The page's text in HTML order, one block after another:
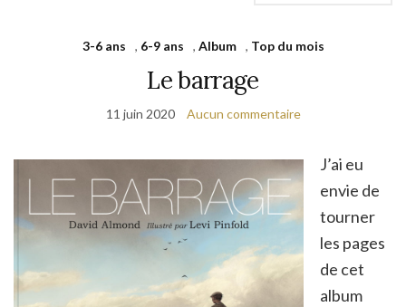
3-6 ans , 6-9 ans , Album , Top du mois
Le barrage
11 juin 2020 Aucun commentaire
J’ai eu
envie de
tourner
les pages
de cet
album